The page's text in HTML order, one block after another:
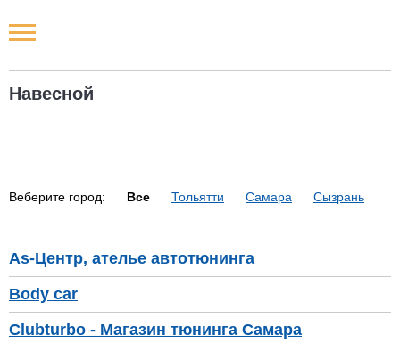
Навесной
Веберите город: Все Тольятти Самара Сызрань
As-Центр, ателье автотюнинга
Body car
Clubturbo - Магазин тюнинга Самара
Новости РФ
Наши мероприятия